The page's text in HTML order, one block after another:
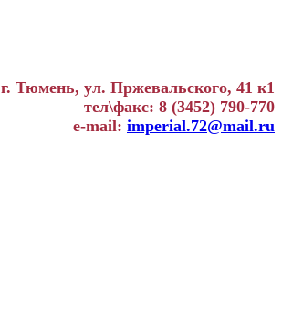
г. Тюмень, ул. Пржевальского, 41 к1
тел\факс: 8 (3452) 790-770
e-mail: imperial.72@mail.ru